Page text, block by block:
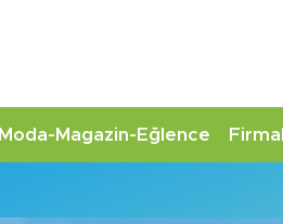
Moda-Magazin-Eğlence